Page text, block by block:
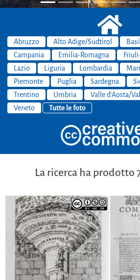
Abruzzo Alto Adige/Südtirol
Campania
Emilia-Romagna
Lazio
Liguria Lombardia
Piemonte
Puglia Sardegna
Trentino
Umbria
Valle d'Aosta/
Veneto
Tutte le foto
La ricerca ha prodotto